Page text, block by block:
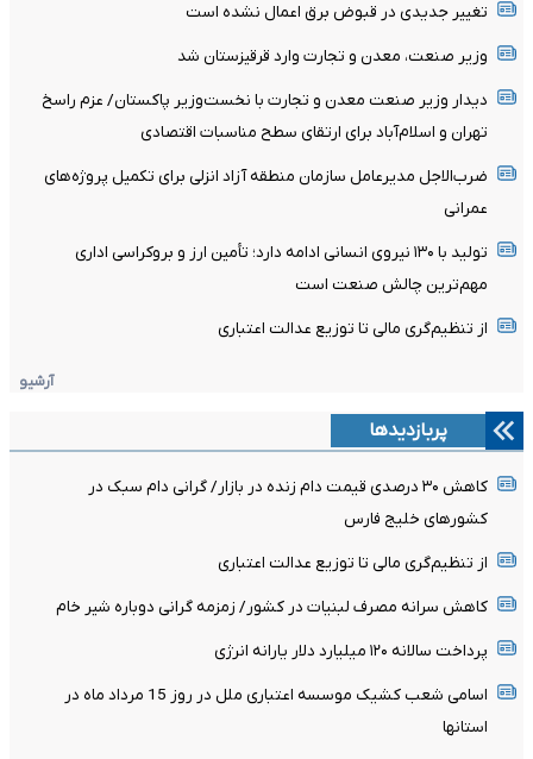
تغییر جدیدی در قبوض برق اعمال نشده است
وزیر صنعت، معدن و تجارت وارد قرقیزستان شد
دیدار وزیر صنعت معدن و تجارت با نخست‌وزیر پاکستان/ عزم راسخ
تهران و اسلام‌آباد برای ارتقای سطح مناسبات اقتصادی
ضرب‌الاجل مدیرعامل سازمان منطقه آزاد انزلی برای تکمیل پروژه‌های
عمرانی
تولید با ۱۳۰ نیروی انسانی ادامه دارد؛ تأمین ارز و بروکراسی اداری
مهم‌ترین چالش صنعت است
از تنظیم‌گری مالی تا توزیع عدالت اعتباری
آرشیو
پربازدیدها
کاهش ۳۰ درصدی قیمت دام زنده در بازار/ گرانی دام سبک در
کشور‌های خلیج فارس
از تنظیم‌گری مالی تا توزیع عدالت اعتباری
کاهش سرانه مصرف لبنیات در کشور/ زمزمه گرانی دوباره شیر خام
پرداخت سالانه ۱۲۰ میلیارد دلار یارانه انرژی
اسامی شعب کشیک موسسه اعتباری ملل در روز 15 مرداد ماه در
استانها